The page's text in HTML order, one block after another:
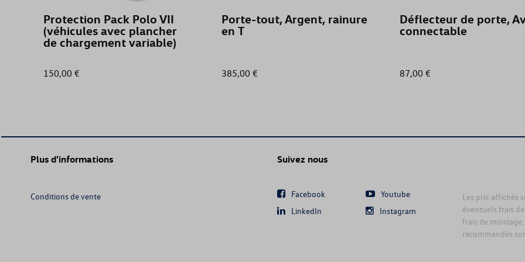
Protection Pack Polo VII
(véhicules avec plancher
de chargement variable)
150,00 €
Porte-tout, Argent, rainure
en T
385,00 €
Déflecteur de porte,
connectable
87,00 €
Plus d'informations
Conditions de vente
Suivez nous
Facebook
Youtube
LinkedIn
Instagram
Les prix affichés
éventuels frais
frais de
recommandés